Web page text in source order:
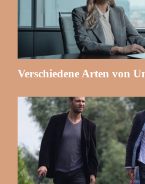
Verschiedene Arten von